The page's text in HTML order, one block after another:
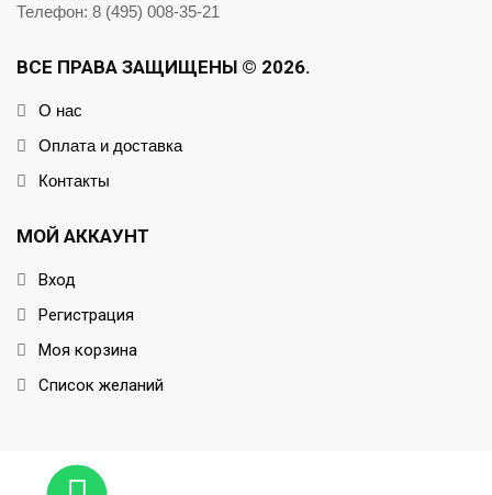
Телефон: 8 (495) 008-35-21
ВСЕ ПРАВА ЗАЩИЩЕНЫ © 2026.
О нас
Оплата и доставка
Контакты
МОЙ АККАУНТ
Вход
Регистрация
Моя корзина
Список желаний